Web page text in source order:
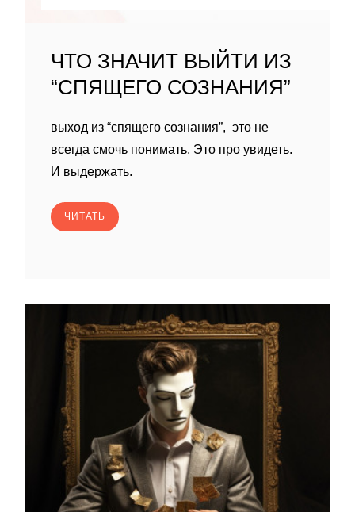
ЧТО ЗНАЧИТ ВЫЙТИ ИЗ
“СПЯЩЕГО СОЗНАНИЯ”
выход из “спящего сознания”, это не
всегда смочь понимать. Это про увидеть.
И выдержать.
ЧИТАТЬ